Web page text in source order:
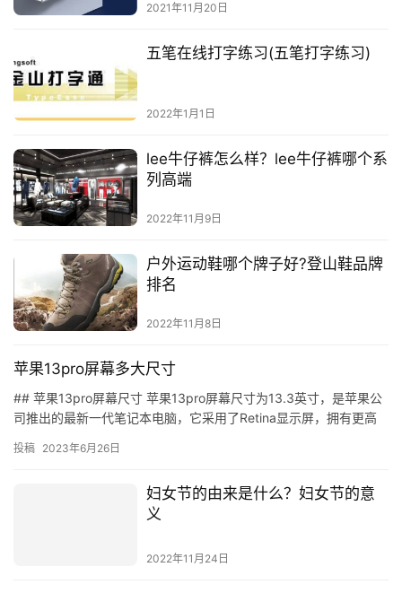
2021年11月20日
五笔在线打字练习(五笔打字练习)
2022年1月1日
lee牛仔裤怎么样？lee牛仔裤哪个系
列高端
2022年11月9日
户外运动鞋哪个牌子好?登山鞋品牌
排名
2022年11月8日
苹果13pro屏幕多大尺寸
## 苹果13pro屏幕尺寸 苹果13pro屏幕尺寸为13.3英寸，是苹果公
司推出的最新一代笔记本电脑，它采用了Retina显示屏，拥有更高
投稿 2023年6月26日
妇女节的由来是什么？妇女节的意
义
2022年11月24日